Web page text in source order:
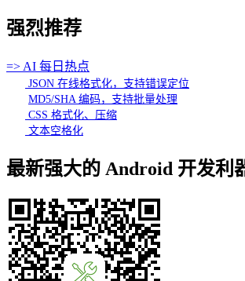
强烈推荐
=> AI 每日热点
JSON 在线格式化，支持错误定位
MD5/SHA 编码，支持批量处理
CSS 格式化、压缩
文本空格化
最新强大的 Android 开发利